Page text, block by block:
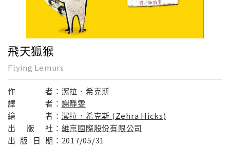
飛天狐猴
Flying Lemurs
作 者： 潔拉．希克斯
譯
者： 謝靜雯
繪
者： 潔拉．希克斯 (Zehra Hicks)
出
版 社： 維京國際股份有限公司
出 版 日 期： 2017/05/31